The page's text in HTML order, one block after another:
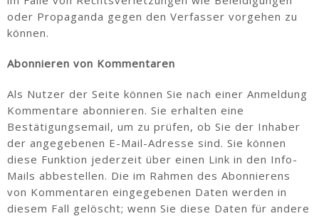
oder Propaganda gegen den Verfasser vorgehen zu
können.
Abonnieren von Kommentaren
Als Nutzer der Seite können Sie nach einer Anmeldung
Kommentare abonnieren. Sie erhalten eine
Bestätigungsemail, um zu prüfen, ob Sie der Inhaber
der angegebenen E-Mail-Adresse sind. Sie können
diese Funktion jederzeit über einen Link in den Info-
Mails abbestellen. Die im Rahmen des Abonnierens
von Kommentaren eingegebenen Daten werden in
diesem Fall gelöscht; wenn Sie diese Daten für andere